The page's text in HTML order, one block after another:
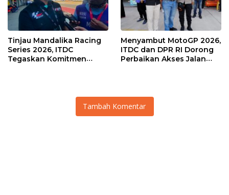
Tinjau Mandalika Racing
Series 2026, ITDC
Tegaskan Komitmen
Menyambut MotoGP 2026,
ITDC dan DPR RI Dorong
Perbaikan Akses Jalan
Tambah Komentar